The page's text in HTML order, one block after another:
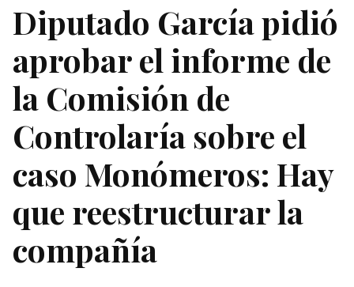
Diputado García pidió
aprobar el informe de
la Comisión de
Controlaría sobre el
caso Monómeros: Hay
que reestructurar la
compañía